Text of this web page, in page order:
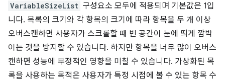
VariableSizeList 구성요소 모두에 적용되며 기본값은 1입
니다. 목록의 크기와 각 항목의 크기에 따라 항목을 두 개 이상
오버스캔하면 사용자가 스크롤할 때 빈 공간이 눈에 띄게 깜박
이는 것을 방지할 수 있습니다. 하지만 항목을 너무 많이 오버스
캔하면 성능에 부정적인 영향을 미칠 수 있습니다. 가상화된 목
록을 사용하는 목적은 사용자가 특정 시점에 볼 수 있는 항목 수